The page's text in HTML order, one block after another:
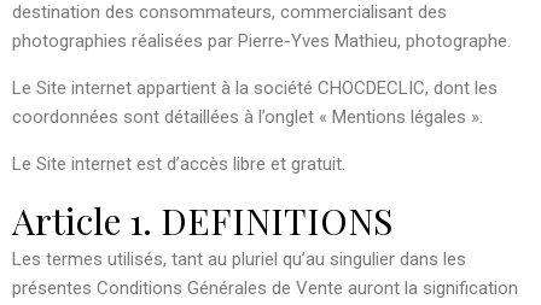
destination des consommateurs, commercialisant des
photographies réalisées par Pierre-Yves Mathieu, photographe.
Le Site internet appartient à la société CHOCDECLIC, dont les
coordonnées sont détaillées à l’onglet « Mentions légales ».
Le Site internet est d’accès libre et gratuit.
Article 1. DEFINITIONS
Les termes utilisés, tant au pluriel qu’au singulier dans les
présentes Conditions Générales de Vente auront la signification